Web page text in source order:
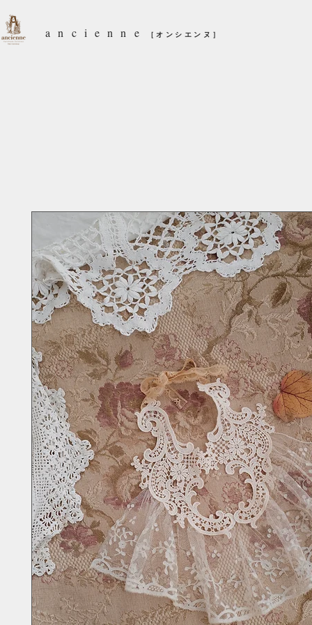
ancienne ［オンシエンヌ］